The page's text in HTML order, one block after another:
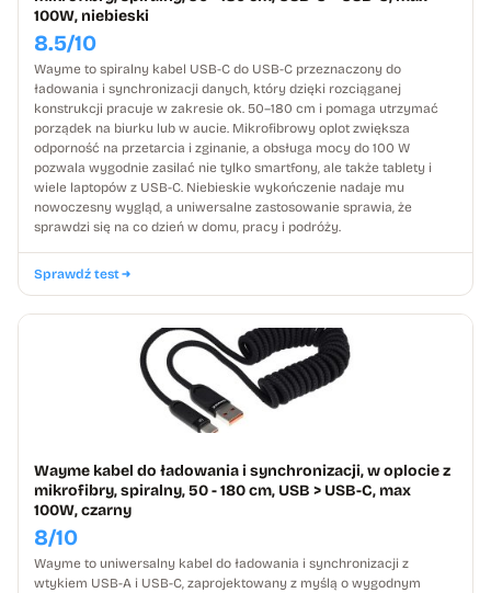
100W, niebieski
8.5/10
Wayme to spiralny kabel USB-C do USB-C przeznaczony do
ładowania i synchronizacji danych, który dzięki rozciąganej
konstrukcji pracuje w zakresie ok. 50–180 cm i pomaga utrzymać
porządek na biurku lub w aucie. Mikrofibrowy oplot zwiększa
odporność na przetarcia i zginanie, a obsługa mocy do 100 W
pozwala wygodnie zasilać nie tylko smartfony, ale także tablety i
wiele laptopów z USB-C. Niebieskie wykończenie nadaje mu
nowoczesny wygląd, a uniwersalne zastosowanie sprawia, że
sprawdzi się na co dzień w domu, pracy i podróży.
Sprawdź test
Wayme kabel do ładowania i synchronizacji, w oplocie z
mikrofibry, spiralny, 50 - 180 cm, USB > USB-C, max
100W, czarny
8/10
Wayme to uniwersalny kabel do ładowania i synchronizacji z
wtykiem USB-A i USB-C, zaprojektowany z myślą o wygodnym